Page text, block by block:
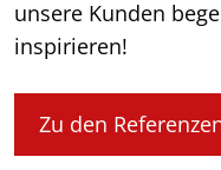
unsere Kunden
inspirieren!
Zu den